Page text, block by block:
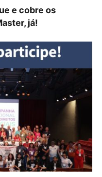
e cobre os
já!